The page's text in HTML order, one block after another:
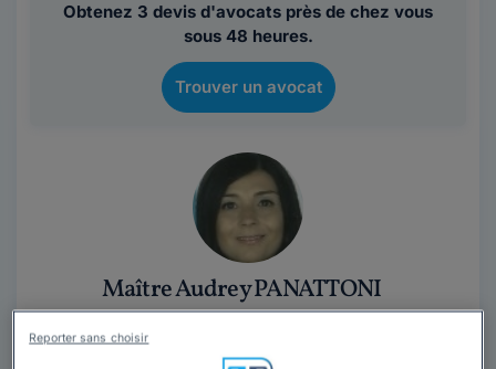
Obtenez 3 devis d'avocats près de chez vous
sous 48 heures.
Trouver un avocat
Maître Audrey PANATTONI
Avocat au barreau de Marseille
Bouches-du-Rhône,Marseille, 13000
Reporter sans choisir